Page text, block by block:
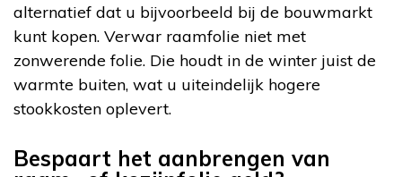
alternatief dat u bijvoorbeeld bij de bouwmarkt
kunt kopen. Verwar raamfolie niet met
zonwerende folie. Die houdt in de winter juist de
warmte buiten, wat u uiteindelijk hogere
stookkosten oplevert.
Bespaart het aanbrengen van